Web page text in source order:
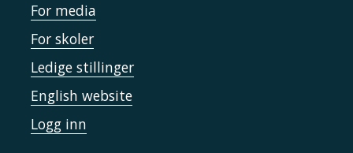
For media
For skoler
Ledige stillinger
English website
Logg inn